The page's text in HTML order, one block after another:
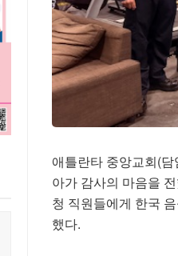
애틀란타 중앙교회(
아가 감사의 마음을
청 직원들에게 한국
했다.